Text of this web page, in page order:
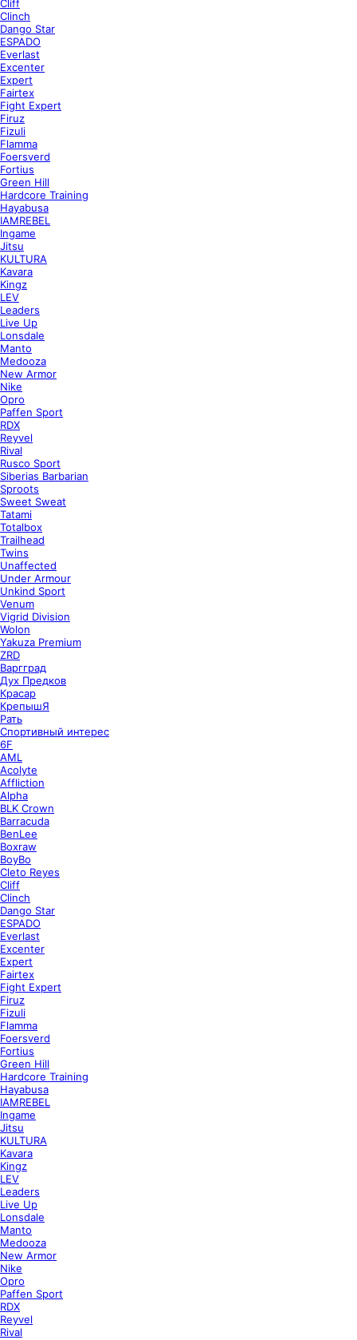
Cliff
Clinch
Dango Star
ESPADO
Everlast
Excenter
Expert
Fairtex
Fight Expert
Firuz
Fizuli
Flamma
Foersverd
Fortius
Green Hill
Hardcore Training
Hayabusa
IAMREBEL
Ingame
Jitsu
KULTURA
Kavara
Kingz
LEV
Leaders
Live Up
Lonsdale
Manto
Medooza
New Armor
Nike
Opro
Paffen Sport
RDX
Reyvel
Rival
Rusco Sport
Siberias Barbarian
Sproots
Sweet Sweat
Tatami
Totalbox
Trailhead
Twins
Unaffected
Under Armour
Unkind Sport
Venum
Vigrid Division
Wolon
Yakuza Premium
ZRD
Варгград
Дух Предков
Красар
КрепышЯ
Рать
Спортивный интерес
6F
AML
Acolyte
Affliction
Alpha
BLK Crown
Barracuda
BenLee
Boxraw
BoyBo
Cleto Reyes
Cliff
Clinch
Dango Star
ESPADO
Everlast
Excenter
Expert
Fairtex
Fight Expert
Firuz
Fizuli
Flamma
Foersverd
Fortius
Green Hill
Hardcore Training
Hayabusa
IAMREBEL
Ingame
Jitsu
KULTURA
Kavara
Kingz
LEV
Leaders
Live Up
Lonsdale
Manto
Medooza
New Armor
Nike
Opro
Paffen Sport
RDX
Reyvel
Rival